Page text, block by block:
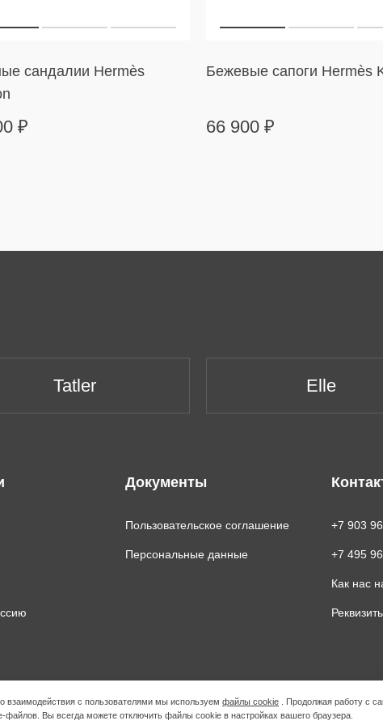
сандалии Hermès
₽
Бежевые сапоги Hermès
66 900 ₽
Tatler Elle
Документы
Пользовательское соглашение
Персональные данные
+7 903
+7 495
Как нас
взаимодействия с пользователями мы используем файлы cookie . Продолжая работу с
файлов. Вы всегда можете отключить файлы cookie в настройках вашего браузера.